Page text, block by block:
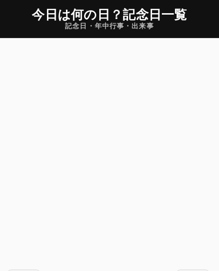
今日は何の日 ？記念日一覧
記念日・年中行事・出来事